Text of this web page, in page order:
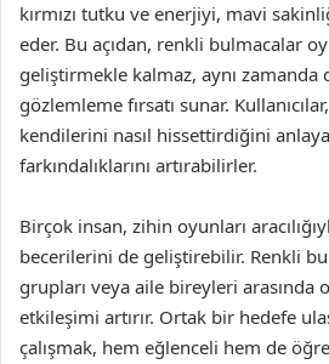
kırmızı tutku ve enerjiyi, mavi
eder. Bu açıdan, renkli bulmacalar
geliştirmekle kalmaz, aynı zamanda
gözlemleme fırsatı sunar.
kendilerini nasıl hissettirdiğini
farkındalıklarını artırabilirler.
Birçok insan, zihin oyunları
becerilerini de geliştirebilir. Renkli
grupları veya aile bireyleri arasında
etkileşimi artırır. Ortak bir hedefe
çalışmak, hem eğlenceli hem de